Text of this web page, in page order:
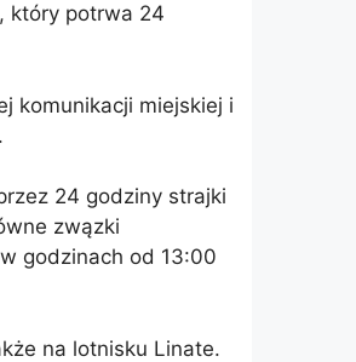
który potrwa 24
komunikacji miejskiej i
24 godziny strajki
zwązki
godzinach od 13:00
na lotnisku Linate.